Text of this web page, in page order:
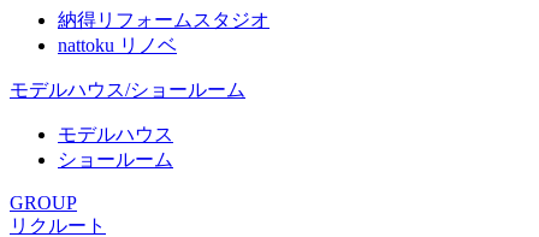
納得リフォームスタジオ
nattoku リノベ
モデルハウス/ショールーム
モデルハウス
ショールーム
GROUP
リクルート